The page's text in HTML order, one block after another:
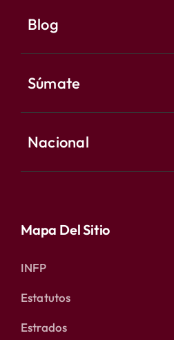
Blog
Súmate
Nacional
Mapa Del Sitio
INFP
Estatutos
Estrados